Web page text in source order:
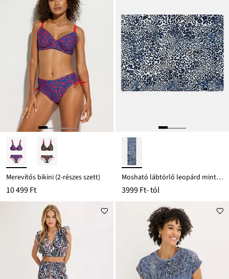
Merevítős bikini (2-részes szett)
10 499 Ft
Mosható lábtörlő leopárd mintával
3999 Ft- tól